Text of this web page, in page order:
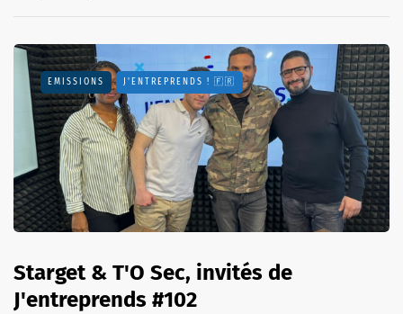
EMISSIONS J'ENTREPRENDS ! 🇫🇷
Starget & T'O Sec, invités de
J'entreprends #102